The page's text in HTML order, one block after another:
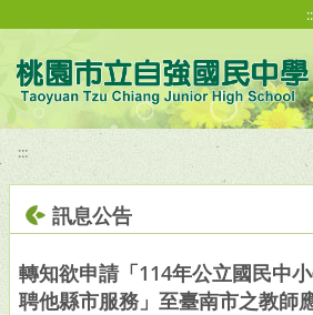
:::
訊息公告
轉知欲申請「114年公立國民中
聘他縣市服務」至臺南市之教師